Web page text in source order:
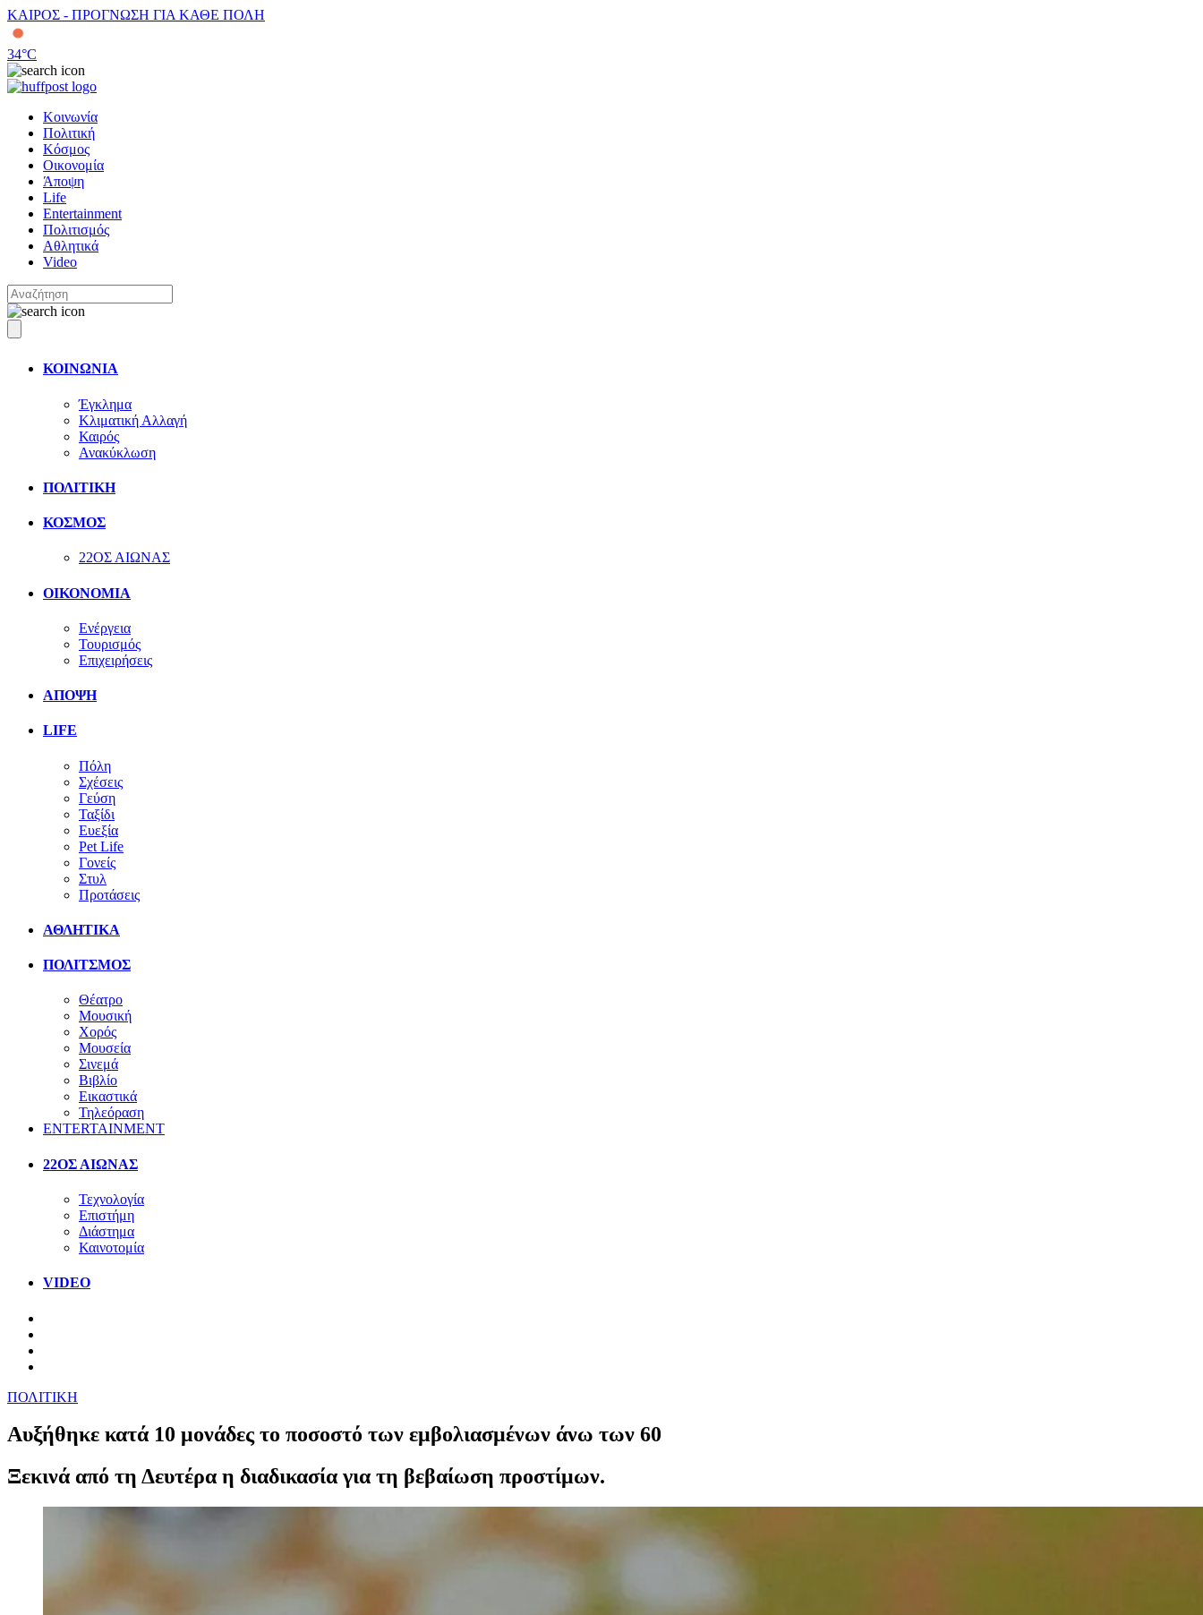
ΚΑΙΡΟΣ - ΠΡΟΓΝΩΣΗ ΓΙΑ ΚΑΘΕ ΠΟΛΗ
34°C
Κοινωνία
Πολιτική
Κόσμος
Οικονομία
Άποψη
Life
Entertainment
Πολιτισμός
Αθλητικά
Video
ΚΟΙΝΩΝΙΑ
Έγκλημα
Κλιματική Αλλαγή
Καιρός
Ανακύκλωση
ΠΟΛΙΤΙΚΗ
ΚΟΣΜΟΣ
22ΟΣ ΑΙΩΝΑΣ
ΟΙΚΟΝΟΜΙΑ
Ενέργεια
Τουρισμός
Επιχειρήσεις
ΑΠΟΨΗ
LIFE
Πόλη
Σχέσεις
Γεύση
Ταξίδι
Ευεξία
Pet Life
Γονείς
Στυλ
Προτάσεις
ΑΘΛΗΤΙΚΑ
ΠΟΛΙΤΣΜΟΣ
Θέατρο
Μουσική
Χορός
Μουσεία
Σινεμά
Βιβλίο
Εικαστικά
Τηλεόραση
ENTERTAINMENT
22ΟΣ ΑΙΩΝΑΣ
Τεχνολογία
Επιστήμη
Διάστημα
Καινοτομία
VIDEO
ΠΟΛΙΤΙΚΗ
Αυξήθηκε κατά 10 μονάδες το ποσοστό των εμβολιασμένων άνω των 60
Ξεκινά από τη Δευτέρα η διαδικασία για τη βεβαίωση προστίμων.